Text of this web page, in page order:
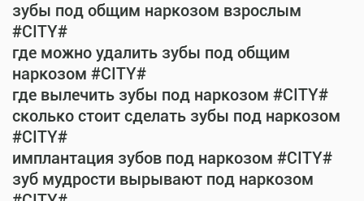
зубы под общим наркозом взрослым
#CITY#
где можно удалить зубы под общим
наркозом #CITY#
где вылечить зубы под наркозом #CITY#
сколько стоит сделать зубы под наркозом
#CITY#
имплантация зубов под наркозом #CITY#
зуб мудрости вырывают под наркозом